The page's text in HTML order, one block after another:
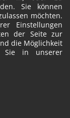
Sie können
möchten.
Einstellungen
der Seite zur
die Möglichkeit
Sie in unserer